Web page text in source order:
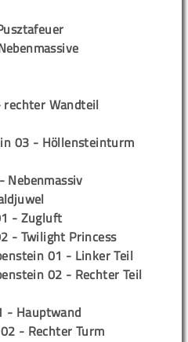
Wandteil
03 - Höllensteinturm
Nebenmassiv
- Zugluft
- Twilight Princess
01 - Linker Teil
02 - Rechter Teil
- Hauptwand
- Rechter Turm